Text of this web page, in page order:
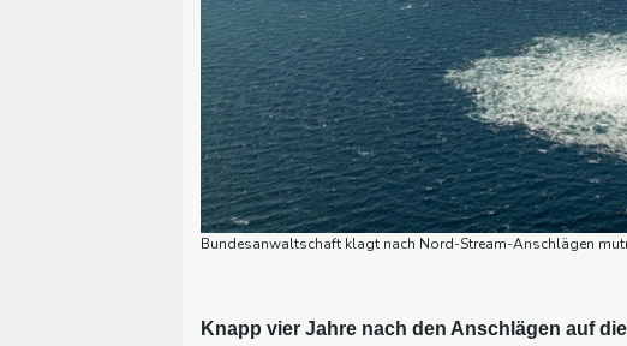
Bundesanwaltschaft klagt nach Nord-Stream-Anschlägen
Knapp vier Jahre nach den Anschlägen auf